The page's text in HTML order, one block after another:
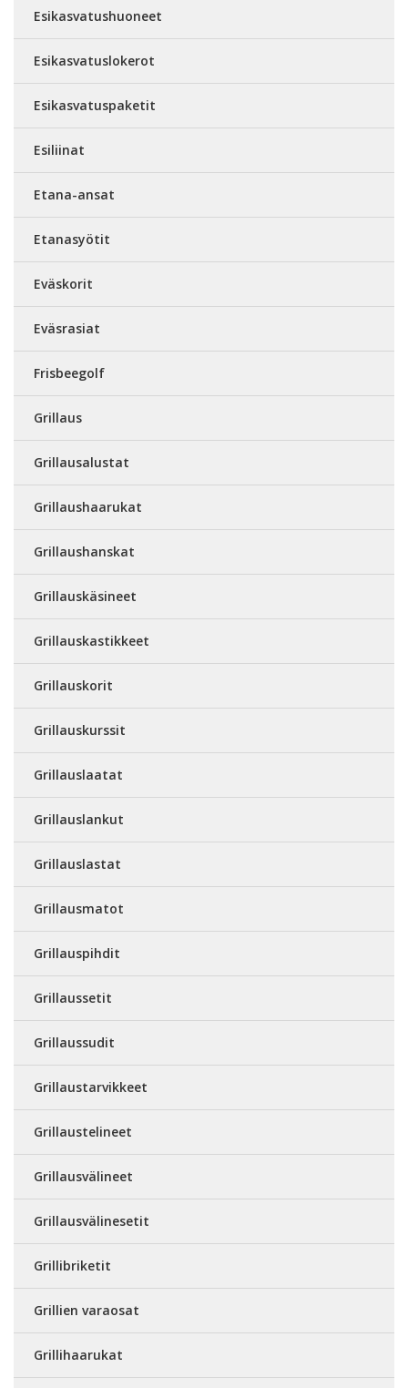
Esikasvatushuoneet
Esikasvatuslokerot
Esikasvatuspaketit
Esiliinat
Etana-ansat
Etanasyötit
Eväskorit
Eväsrasiat
Frisbeegolf
Grillaus
Grillausalustat
Grillaushaarukat
Grillaushanskat
Grillauskäsineet
Grillauskastikkeet
Grillauskorit
Grillauskurssit
Grillauslaatat
Grillauslankut
Grillauslastat
Grillausmatot
Grillauspihdit
Grillaussetit
Grillaussudit
Grillaustarvikkeet
Grillaustelineet
Grillausvälineet
Grillausvälinesetit
Grillibriketit
Grillien varaosat
Grillihaarukat